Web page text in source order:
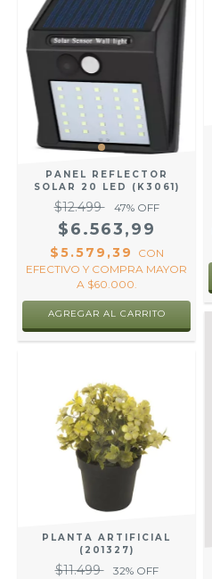
PANEL REFLECTOR
SOLAR 20 LED (K3061)
$12.499 47% OFF
$6.563,99
$5.579,39
CON
EFECTIVO Y COMPRA MAYOR
A $60.000.
PLANTA ARTIFICIAL
(201327)
$11.499 32% OFF